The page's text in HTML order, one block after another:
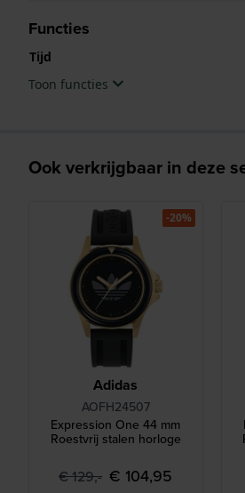
Functies
Tijd
Toon functies
Ook verkrijgbaar in deze
Adidas
AOFH24507
Expression One 44 mm
Roestvrij stalen horloge
€ 129,- € 104,95
-20%